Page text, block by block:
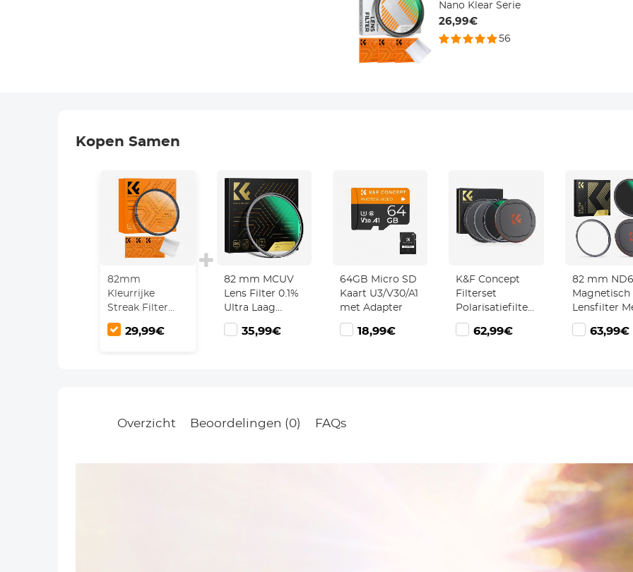
Nano Klear Serie
26,99€
56
Kopen Samen
82mm
Kleurrijke
Streak Filter
Starlight
Dromerige
Nano-B Serie
29,99€
82 mm MCUV
Lens Filter 0.1%
Ultra Laag
Reflectievermogen
Met 2835,99€
64GB Micro SD
Kaart U3/V30/A1
met Adapter
18,99€
K&F Concept
Filterset
Polarisatiefilter
62mm + UV
Filter 262,99€
82 mm
Magnetisch
Lensfilter
Neutrale
Dichtheid
63,99€
Overzicht Beoordelingen (0) FAQs